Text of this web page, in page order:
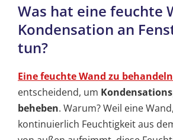
Was hat eine feuchte
Kondensation an
tun?
Eine feuchte Wand zu behandeln
entscheidend, um
beheben. Warum? Weil eine
kontinuierlich Feuchtigkeit aus